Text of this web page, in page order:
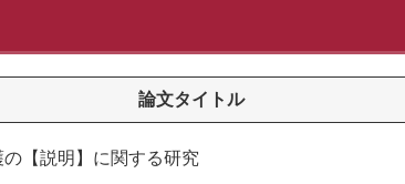
論文タイトル
【説明】に関する研究